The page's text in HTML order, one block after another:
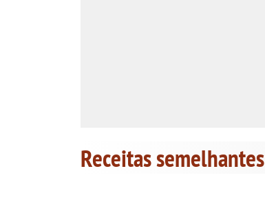
Receitas semelhantes